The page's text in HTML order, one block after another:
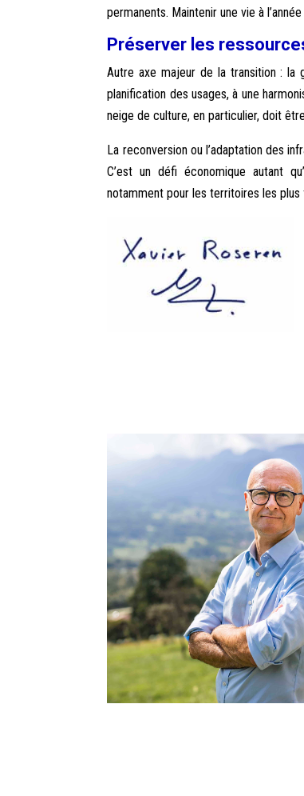
permanents. Maintenir une vie à
Préserver les
Autre axe majeur de la transition : la
planification des usages, à une
neige de culture, en particulier, doit
La reconversion ou l’adaptation des
C’est un défi économique autant
notamment pour les territoires les plus